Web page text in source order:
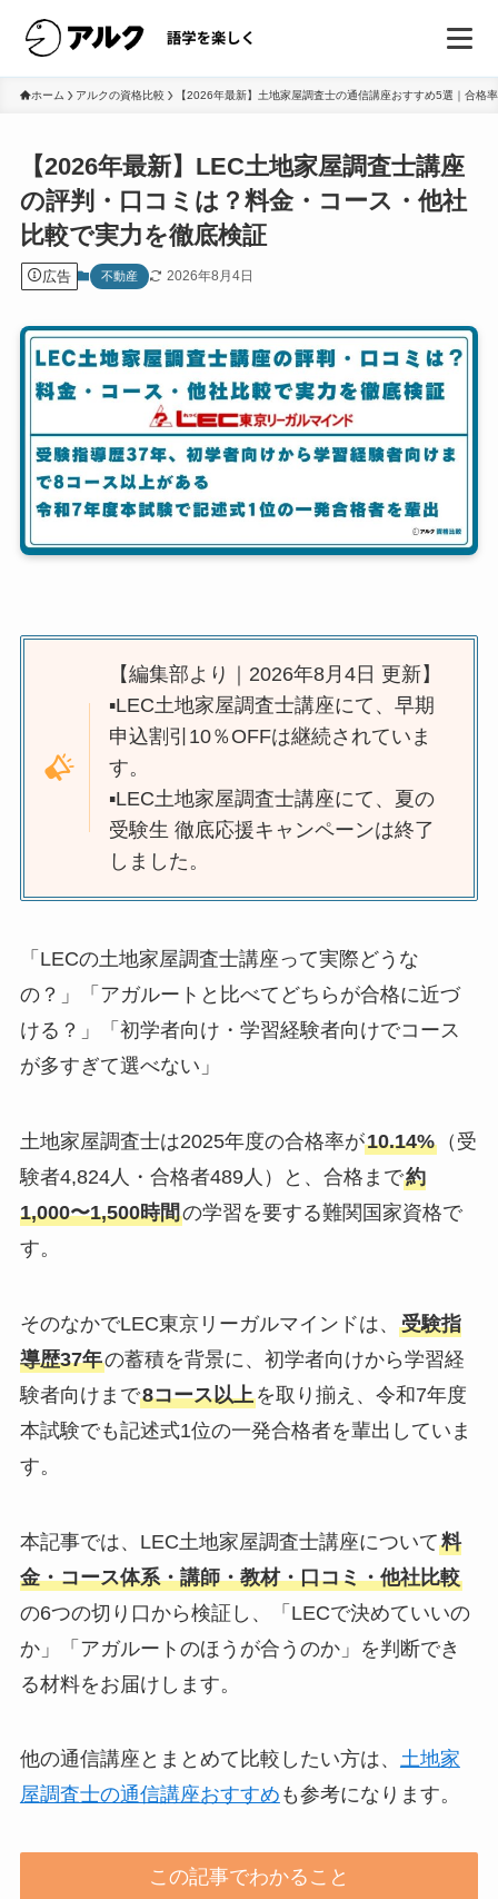
ホーム アルクの資格比較 【2026年最新】土地家屋調査士の通信講座おすすめ5選｜合格
【2026年最新】LEC土地家屋調査士講座
の評判・口コミは？料金・コース・他社
比較で実力を徹底検証
広告 不動産 2026年8月4日
【編集部より｜2026年8月4日 更新】
▪️LEC土地家屋調査士講座にて、早期
申込割引10％OFFは継続されていま
す。
▪️LEC土地家屋調査士講座にて、夏の
受験生 徹底応援キャンペーンは終了
しました。
「LECの土地家屋調査士講座って実際どうな
の？」「アガルートと比べてどちらが合格に近づ
ける？」「初学者向け・学習経験者向けでコース
が多すぎて選べない」
土地家屋調査士は2025年度の合格率が10.14%（受
験者4,824人・合格者489人）と、合格まで約
1,000〜1,500時間の学習を要する難関国家資格で
す。
そのなかでLEC東京リーガルマインドは、 受験指
導歴37年の蓄積を背景に、初学者向けから学習経
験者向けまで8コース以上を取り揃え、令和7年度
本試験でも記述式1位の一発合格者を輩出していま
す。
本記事では、LEC土地家屋調査士講座について料
金・コース体系・講師・教材・口コミ・他社比較
の6つの切り口から検証し、「LECで決めていいの
か」「アガルートのほうが合うのか」を判断でき
る材料をお届けします。
他の通信講座とまとめて比較したい方は、 土地家
屋調査士の通信講座おすすめ も参考になります。
この記事でわかること